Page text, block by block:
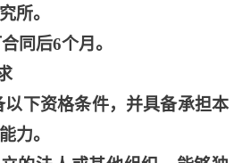
所。
同后6个月。
以下资格条件，并具备承担本
力。